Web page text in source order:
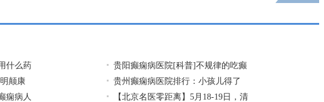
什么药
贵阳癫痫病医院[科普]不规律的吃癫
颠康
贵州癫痫病医院排行：小孩儿得了
痫病人
【北京名医零距离】5月18-19日，清